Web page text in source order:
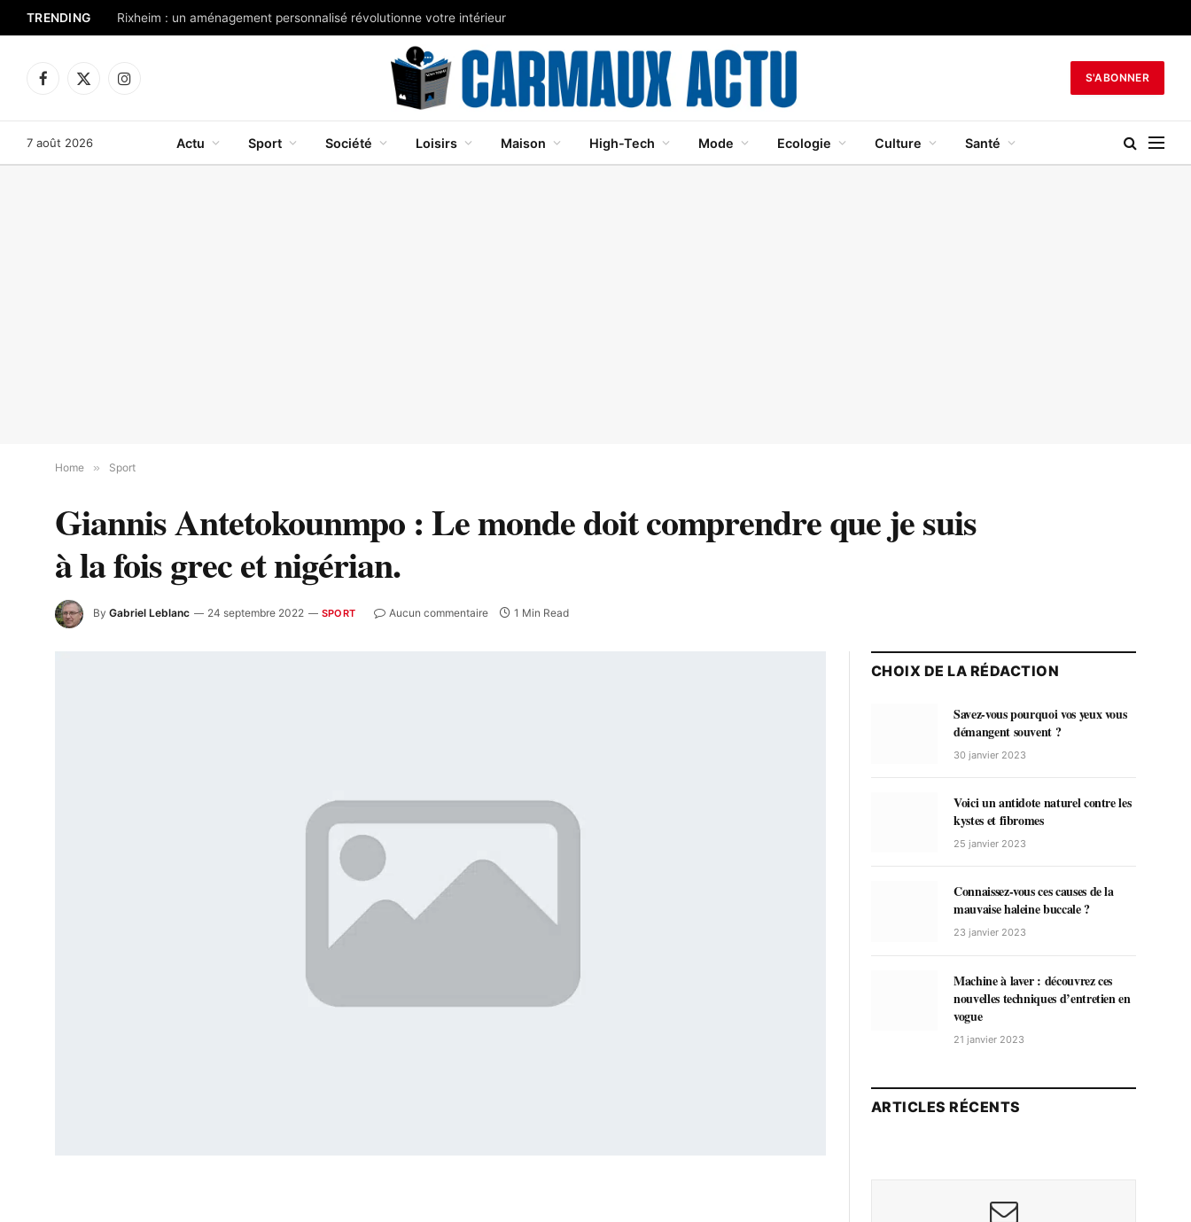
TRENDING Rixheim : un aménagement personnalisé révolutionne votre intérieur
Facebook
X
Instagram
S'ABONNER
7 août 2026 Actu Sport Société Loisirs Maison High-Tech Mode Ecologie Culture Santé
Home » Sport
Giannis Antetokounmpo : Le monde doit comprendre que je suis
à la fois grec et nigérian.
By Gabriel Leblanc 24 septembre 2022 SPORT Aucun commentaire 1 Min Read
CHOIX DE LA RÉDACTION
Savez-vous pourquoi vos yeux vous
démangent souvent ?
30 janvier 2023
Voici un antidote naturel contre les
kystes et fibromes
25 janvier 2023
Connaissez-vous ces causes de la
mauvaise haleine buccale ?
23 janvier 2023
Machine à laver : découvrez ces
nouvelles techniques d’entretien en
vogue
21 janvier 2023
ARTICLES RÉCENTS